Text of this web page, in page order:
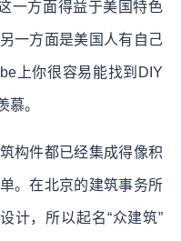
一方面得益于美国特色
一方面是美国人有自己
上你很容易能找到DIY
慕。
构件都已经集成得像积
。在北京的建筑事务所
计，所以起名“众建筑”